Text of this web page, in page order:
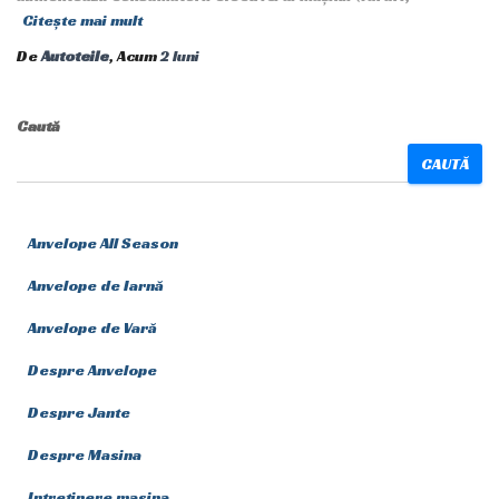
Citește mai mult
DeAutoteile, Acum2 luni
Caută
CAUTĂ
Anvelope All Season
Anvelope de Iarnă
Anvelope de Vară
Despre Anvelope
Despre Jante
Despre Masina